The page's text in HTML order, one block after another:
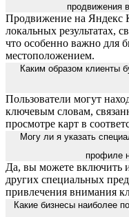
продвижения
Продвижение на Яндекс
локальных результатах,
что особенно важно для
местоположением.
Каким образом клиенты
Пользователи могут
ключевым словам,
просмотре карт в
Могу ли я указать
профиле
Да, вы можете включить
других специальных
привлечения внимания
Какие бизнесы наиболее